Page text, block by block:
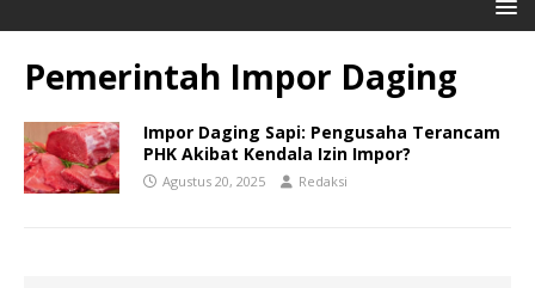
Pemerintah Impor Daging
Impor Daging Sapi: Pengusaha Terancam
PHK Akibat Kendala Izin Impor?
Agustus 20, 2025 Redaksi